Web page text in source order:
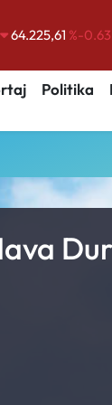
64.225,61 %-0.63
47,6704%0
55,0406 %-0.08
64,2143%0
13.799 %70
Politika